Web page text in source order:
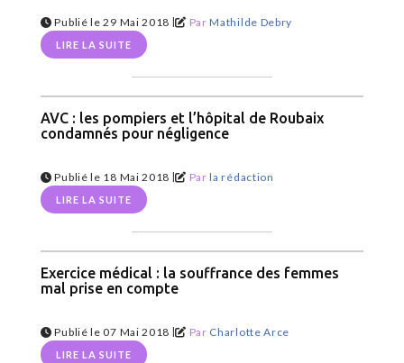
Publié le 29 Mai 2018 | ParMathilde Debry
LIRE LA SUITE
AVC : les pompiers et l’hôpital de Roubaix
condamnés pour négligence
Publié le 18 Mai 2018 | Parla rédaction
LIRE LA SUITE
Exercice médical : la souffrance des femmes
mal prise en compte
Publié le 07 Mai 2018 | Par Charlotte Arce
LIRE LA SUITE